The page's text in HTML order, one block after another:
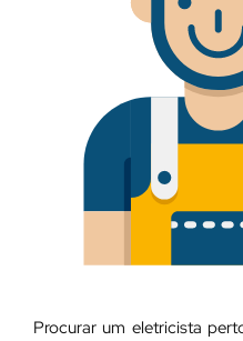
Procurar um eletricista